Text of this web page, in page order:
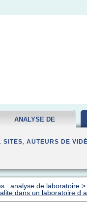
ANALYSE DE
SITES, AUTEURS DE
: analyse de laboratoire >
dans un laboratoire d